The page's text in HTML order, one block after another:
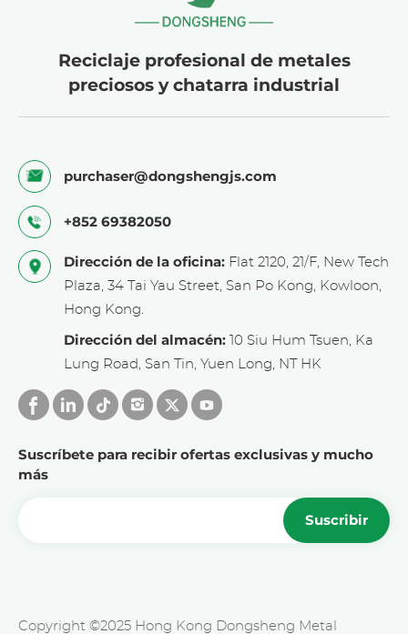
Reciclaje profesional de metales
preciosos y chatarra industrial
purchaser@dongshengjs.com
+852 69382050
Dirección de la oficina: Flat 2120, 21/F, New Tech
Plaza, 34 Tai Yau Street, San Po Kong, Kowloon,
Hong Kong.
Dirección del almacén: 10 Siu Hum Tsuen, Ka
Lung Road, San Tin, Yuen Long, NT HK
Suscríbete para recibir ofertas exclusivas y mucho
más
Suscribir
Copyright ©2025 Hong Kong Dongsheng Metal